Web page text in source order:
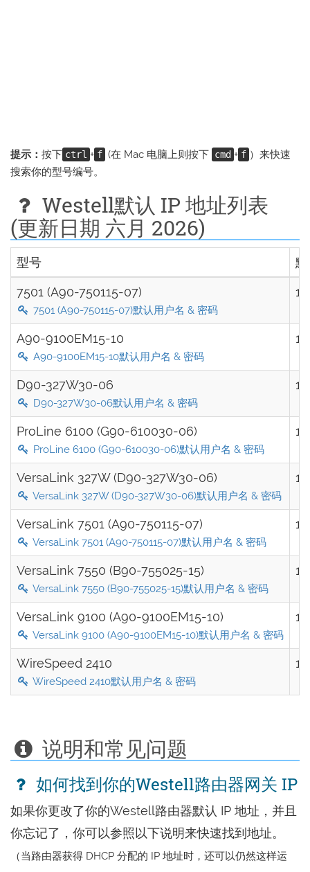
提示： 按下 ctrl + f (在 Mac 电脑上则按下 cmd + f ）来快速
搜索你的型号编号。
Westell默认 IP 地址列表
(更新日期 六月 2026)
型号
7501 (A90-750115-07)
7501 (A90-750115-07)默认用户名 & 密码
A90-9100EM15-10
A90-9100EM15-10默认用户名 & 密码
D90-327W30-06
D90-327W30-06默认用户名 & 密码
ProLine 6100 (G90-610030-06)
ProLine 6100 (G90-610030-06)默认用户名 & 密码
VersaLink 327W (D90-327W30-06)
VersaLink 327W (D90-327W30-06)默认用户名 & 密码
VersaLink 7501 (A90-750115-07)
VersaLink 7501 (A90-750115-07)默认用户名 & 密码
VersaLink 7550 (B90-755025-15)
VersaLink 7550 (B90-755025-15)默认用户名 & 密码
VersaLink 9100 (A90-9100EM15-10)
VersaLink 9100 (A90-9100EM15-10)默认用户名 & 密码
WireSpeed 2410
WireSpeed 2410默认用户名 & 密码
说明和常见问题
如何找到你的Westell路由器网关 IP
如果你更改了你的Westell路由器默认 IP 地址，并且
你忘记了，你可以参照以下说明来快速找到地址。
（当路由器获得 DHCP 分配的 IP 地址时，还可以仍然这样运